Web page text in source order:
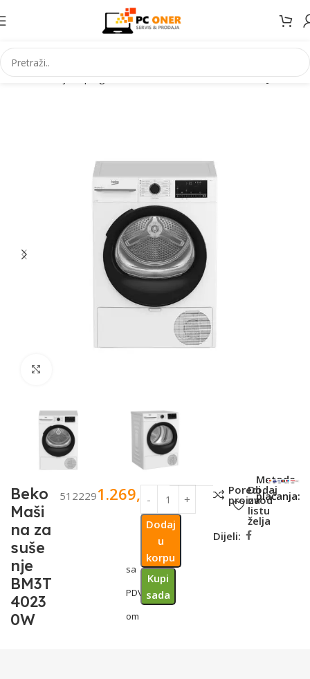
Početna Bijela | Ugradbena tehnika Mašine za sušenje
Beko
Maši
na za
suše
nje
BM3T
4023
0W
5122291.269,00 KM
sa
PDV-
om
Dodaj
u
korpu
Kupi
sada
Poredi
proizvod
Dodaj
na
listu
želja
Dijeli:
Metode
plaćanja: